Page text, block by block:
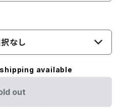
なし
available
out